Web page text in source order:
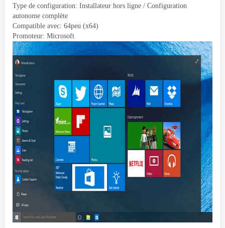
Type de configuration: Installateur hors ligne / Configuration
autonome complète
Compatible avec: 64peu (x64)
Promoteur: Microsoft